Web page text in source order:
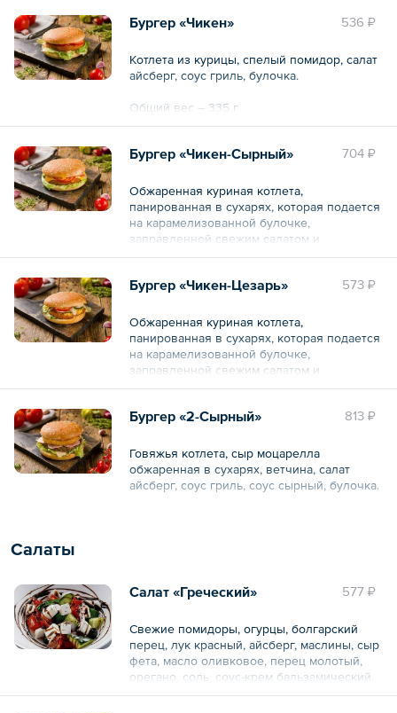
536 ₽
Бургер «Чикен»
Котлета из курицы, спелый помидор, салат
айсберг, соус гриль, булочка.
Общий вес – 335 г
704 ₽
Бургер «Чикен-Сырный»
Обжаренная куриная котлета,
панированная в сухарях, которая подается
на карамелизованной булочке,
заправленной свежим салатом и
специальным соусом «Цезарь».
Общий вес – 360 г 573 ₽
Бургер «Чикен-Цезарь»
Обжаренная куриная котлета,
панированная в сухарях, которая подается
на карамелизованной булочке,
заправленной свежим салатом и
специальным соусом «Цезарь».
Общий вес – 365 г 813 ₽
Бургер «2-Сырный»
Говяжья котлета, сыр моцарелла
обжаренная в сухарях, ветчина, салат
айсберг, соус гриль, соус сырный, булочка.
Салаты
577 ₽
Салат «Греческий»
Свежие помидоры, огурцы, болгарский
перец, лук красный, айсберг, маслины, сыр
фета, масло оливковое, перец молотый,
орегано, соль, соус-крем бальзамический.